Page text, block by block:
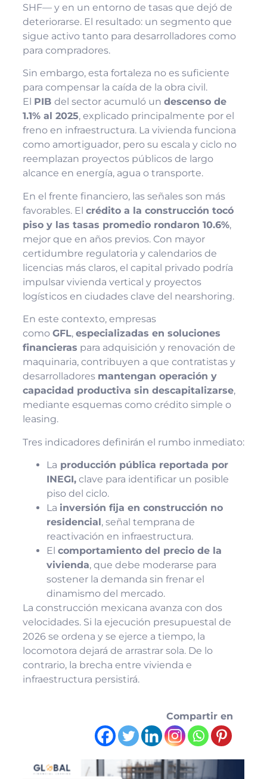
SHF— y en un entorno de tasas que dejó de
deteriorarse. El resultado: un segmento que
sigue activo tanto para desarrolladores como
para compradores.
Sin embargo, esta fortaleza no es suficiente
para compensar la caída de la obra civil.
El PIB del sector acumuló un descenso de
1.1% al 2025, explicado principalmente por el
freno en infraestructura. La vivienda funciona
como amortiguador, pero su escala y ciclo no
reemplazan proyectos públicos de largo
alcance en energía, agua o transporte.
En el frente financiero, las señales son más
favorables. El crédito a la construcción tocó
piso y las tasas promedio rondaron 10.6%,
mejor que en años previos. Con mayor
certidumbre regulatoria y calendarios de
licencias más claros, el capital privado podría
impulsar vivienda vertical y proyectos
logísticos en ciudades clave del nearshoring.
En este contexto, empresas
como GFL, especializadas en soluciones
financieras para adquisición y renovación de
maquinaria, contribuyen a que contratistas y
desarrolladores mantengan operación y
capacidad productiva sin descapitalizarse,
mediante esquemas como crédito simple o
leasing.
Tres indicadores definirán el rumbo inmediato:
La producción pública reportada por
INEGI,clave para identificar un posible
piso del ciclo.
La inversión fija en construcción no
residencial, señal temprana de
reactivación en infraestructura.
El comportamiento del precio de la
vivienda, que debe moderarse para
sostener la demanda sin frenar el
dinamismo del mercado.
La construcción mexicana avanza con dos
velocidades. Si la ejecución presupuestal de
2026 se ordena y se ejerce a tiempo, la
locomotora dejará de arrastrar sola. De lo
contrario, la brecha entre vivienda e
infraestructura persistirá.
Compartir en